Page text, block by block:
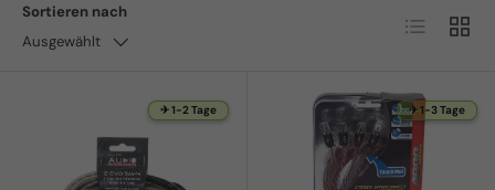
Sortieren nach
Ausgewählt
Produktliste
✈ 1-2 Tage ✈ 1-3 Tage